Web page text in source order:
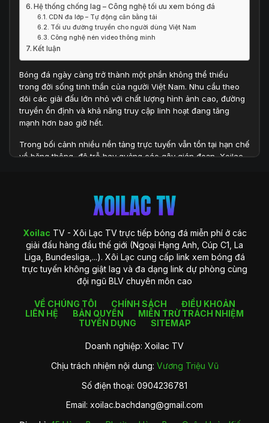
Hệ thống chống lag – Công nghệ tối ưu xem bóng đá
CDN đa lớp – Tự động cân bằng tải
Tối ưu đường truyền cho người dùng Việt Nam
Công nghệ nén video thông minh
Kết luận
Bóng đá ngày càng trở thành một phần không thể thiếu
trong đời sống tinh thần của người Việt Nam. Nhu cầu theo
dõi các giải đấu lớn nhỏ với chất lượng hình ảnh cao, đường
truyền ổn định và khả năng truy cập linh hoạt đang tăng
mạnh hơn bao giờ hết.
Trong bối cảnh nhiều nền tảng trực tuyến vẫn tồn tại hạn chế
về băng thông, độ trễ hay quảng cáo gây gián đoạn, Xoilac
dữ liệu phong phú, Xoilac TV không chỉ là một website xem
bóng đá, mà còn là một trung tâm thông tin chuyên sâu
dành cho người hâm mộ bóng đá tại Việt Nam.
Giới thiệu về Xoilac TV
Xoilac TV là gì?
Xoilac TV - Xôi Lạc TV trực tiếp bóng đá miễn phí ở các
giải đấu hàng đầu thế giới (Ngoại Hạng Anh, Cúp C1, La
Liga, Bundesliga,...). Xôi Lạc cung cấp link xem bóng đá
trực tuyến không giật lag và đa dạng link dự phòng cùng
đội ngũ BLV chuyên môn cao
VỀ CHÚNG TÔI CHÍNH SÁCH
ĐIỀU KHOẢN
LIÊN HỆ
BẢN QUYỀN
MIỄN TRỪ TRÁCH NHIỆM
TUYỂN DỤNG
SITEMAP
Doanh nghiệp: Xoilac TV
Chịu trách nhiệm nội dung: Vương Triệu Vũ
Số điện thoại: 0904236781
Email: xoilac.bachdang@gmail.com